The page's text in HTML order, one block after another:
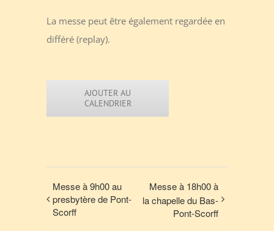
La messe peut être également regardée en
différé (replay).
AJOUTER AU
CALENDRIER
Messe à 9h00 au
presbytère de Pont-
Scorff
Messe à 18h00 à
la chapelle du Bas-
Pont-Scorff